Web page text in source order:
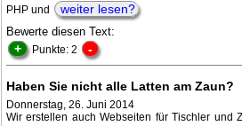
PHP und
weiter lesen?
Bewerte diesen Text:
+ Punkte: 2 -
Haben Sie nicht alle Latten am Zaun?
Donnerstag, 26. Juni 2014
Wir erstellen auch Webseiten für Tischler und